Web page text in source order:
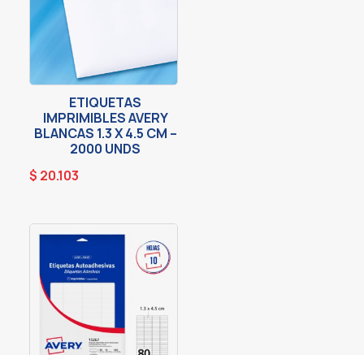
ETIQUETAS
IMPRIMIBLES AVERY
BLANCAS 1.3 X 4.5 CM –
2000 UNDS
$ 20.103